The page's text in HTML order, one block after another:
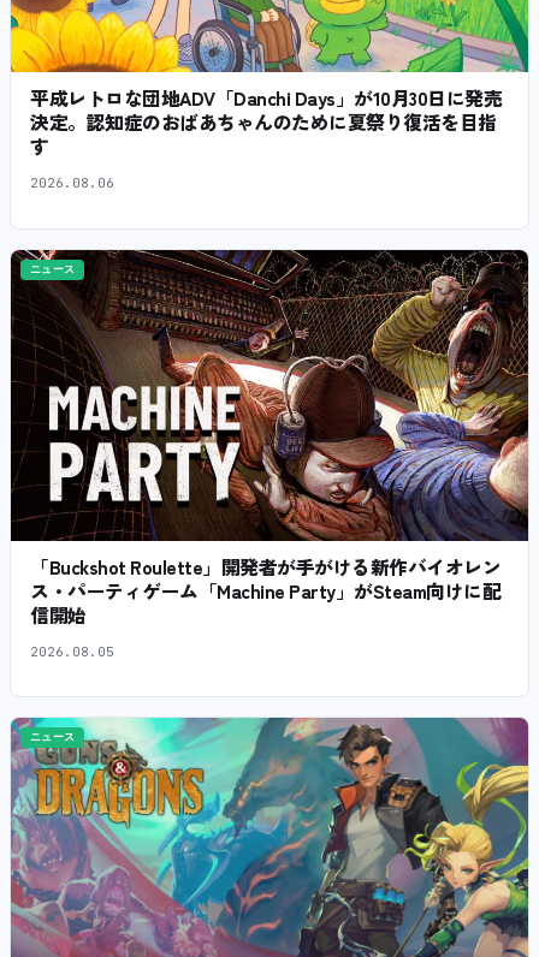
平成レトロな団地ADV「Danchi Days」が10月30日に発売
決定。認知症のおばあちゃんのために夏祭り復活を目指
す
2026.08.06
ニュース
「Buckshot Roulette」開発者が手がける新作バイオレン
ス・パーティゲーム「Machine Party」がSteam向けに配
信開始
2026.08.05
ニュース